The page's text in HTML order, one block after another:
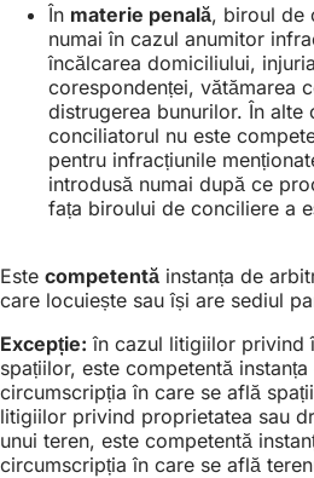
În materie penală, biroul de
numai în cazul anumitor
încălcarea domiciliului,
corespondenței, vătămarea
distrugerea bunurilor. În alte
conciliatorul nu este
pentru infracțiunile
introdusă numai după ce
fața biroului de conciliere a
Este competentă instanța de
care locuiește sau își are sediul
Excepție: în cazul litigiilor privind
spațiilor, este competentă
circumscripția în care se află
litigiilor privind proprietatea sau
unui teren, este competentă
circumscripția în care se află